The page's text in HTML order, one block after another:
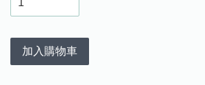
加入購物車